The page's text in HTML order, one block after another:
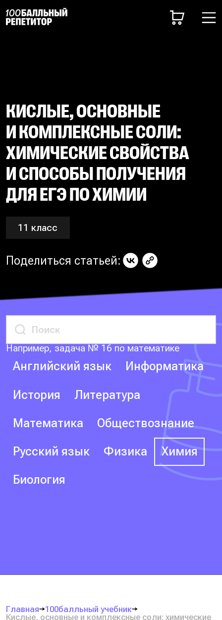
КИСЛЫЕ, ОСНОВНЫЕ
И КОМПЛЕКСНЫЕ СОЛИ:
ХИМИЧЕСКИЕ СВОЙСТВА
И СПОСОБЫ ПОЛУЧЕНИЯ
ДЛЯ ЕГЭ ПО ХИМИИ
11 класс
Поделиться статьей:
Например, задача № 16 по математике
Английский язык Информатика
История Литература
Математика Обществознание
Русский язык Физика Химия
Биология
Главная
100балльный учебник
Кислые, основные и комплексные соли: химические